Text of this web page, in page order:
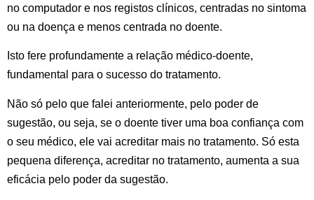
no computador e nos registos clínicos, centradas no sintoma
ou na doença e menos centrada no doente.
Isto fere profundamente a relação médico-doente,
fundamental para o sucesso do tratamento.
Não só pelo que falei anteriormente, pelo poder de
sugestão, ou seja, se o doente tiver uma boa confiança com
o seu médico, ele vai acreditar mais no tratamento. Só esta
pequena diferença, acreditar no tratamento, aumenta a sua
eficácia pelo poder da sugestão.